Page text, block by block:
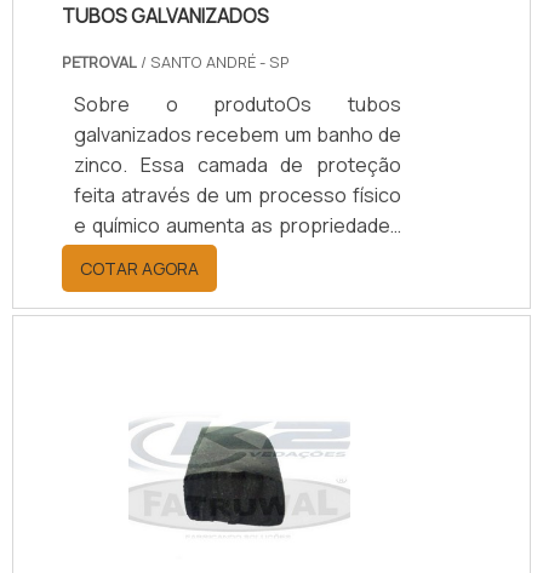
TUBOS GALVANIZADOS
PETROVAL / SANTO ANDRÉ - SP
Sobre o produtoOs tubos
galvanizados recebem um banho de
zinco. Essa camada de proteção
feita através de um processo físico
e químico aumenta as propriedades
do tubo, garantindo mais resistência
à peça.Funcionalidade do tuboO
tubo galvanizado é caracterizado
de 150 lbs. Esse tipo de tudo é ideal
para ser empregado para conduzir:
Água; Óleo; Gás; Ar
comprimido.Tubo com a
COTAR AGORA